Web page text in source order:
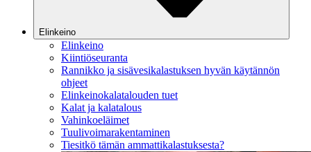
Elinkeino
Elinkeino
Kiintiöseuranta
Rannikko ja sisävesikalastuksen hyvän käytännön
ohjeet
Elinkeinokalatalouden tuet
Kalat ja kalatalous
Vahinkoeläimet
Tuulivoimarakentaminen
Tiesitkö tämän ammattikalastuksesta?